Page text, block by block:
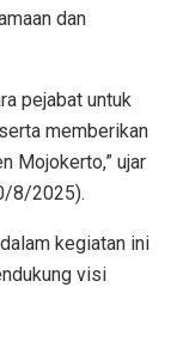
dan
pejabat untuk
memberikan
Mojokerto,” ujar
8/2025).
kegiatan ini
visi